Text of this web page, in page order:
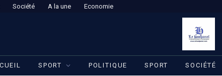
Société A la une Economie
SPORT POLITIQUE SPORT SOCIÉTÉ